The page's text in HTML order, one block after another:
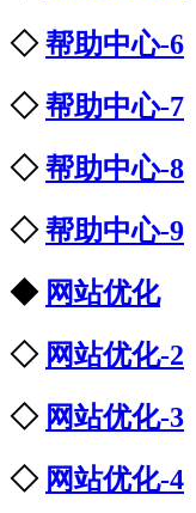
◇帮助中心-6
◇帮助中心-7
◇帮助中心-8
◇帮助中心-9
◆ 网站优化
◇ 网站优化-2
◇ 网站优化-3
◇ 网站优化-4